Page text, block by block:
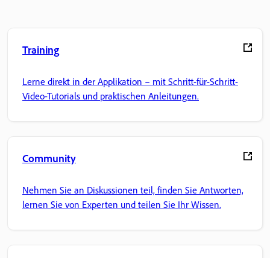
Training
Lerne direkt in der Applikation – mit Schritt-für-Schritt-
Video-Tutorials und praktischen Anleitungen.
Community
Nehmen Sie an Diskussionen teil, finden Sie Antworten,
lernen Sie von Experten und teilen Sie Ihr Wissen.